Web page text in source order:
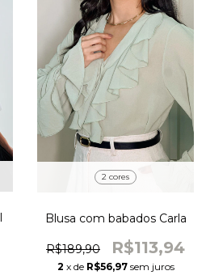
2 cores
Blusa com babados Carla
R$189,90 R$113,94
2 x de R$56,97 sem juros